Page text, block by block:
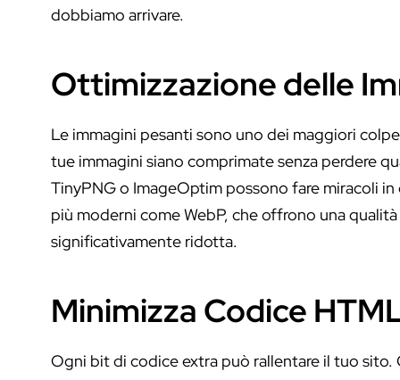
dobbiamo arrivare.
Ottimizzazione delle
Le immagini pesanti sono uno dei maggiori
tue immagini siano comprimate senza perdere
TinyPNG o ImageOptim possono fare miracoli
più moderni come WebP, che offrono una
significativamente ridotta.
Minimizza Codice
Ogni bit di codice extra può rallentare il tuo sito.